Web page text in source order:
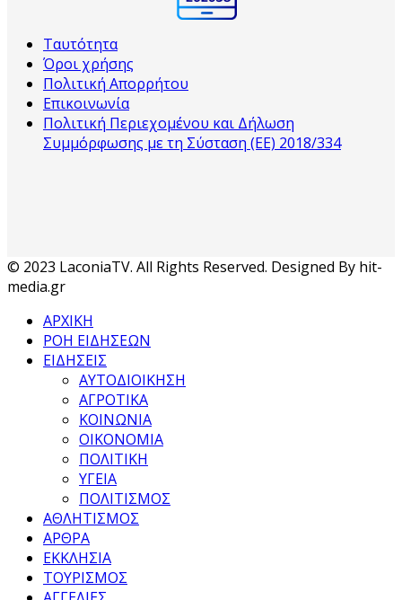
Ταυτότητα
Όροι χρήσης
Πολιτική Απορρήτου
Επικοινωνία
Πολιτική Περιεχομένου και Δήλωση
Συμμόρφωσης με τη Σύσταση (ΕΕ) 2018/334
© 2023 LaconiaTV. All Rights Reserved. Designed By hit-
media.gr
ΑΡΧΙΚΗ
ΡΟΗ ΕΙΔΗΣΕΩΝ
ΕΙΔΗΣΕΙΣ
ΑΥΤΟΔΙΟΙΚΗΣΗ
ΑΓΡΟΤΙΚΑ
ΚΟΙΝΩΝΙΑ
ΟΙΚΟΝΟΜΙΑ
ΠΟΛΙΤΙΚΗ
ΥΓΕΙΑ
ΠΟΛΙΤΙΣΜΟΣ
ΑΘΛΗΤΙΣΜΟΣ
ΑΡΘΡΑ
ΕΚΚΛΗΣΙΑ
ΤΟΥΡΙΣΜΟΣ